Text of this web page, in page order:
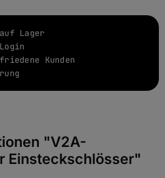
Lager
Kunden
"V2A-
Einsteckschlösser"